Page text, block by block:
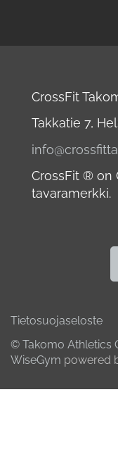
CrossFit
Takkatie 7,
CrossFit ® on
tavaramerkki.
Tietosuojaseloste
© Takomo Athletics
WiseGym powered